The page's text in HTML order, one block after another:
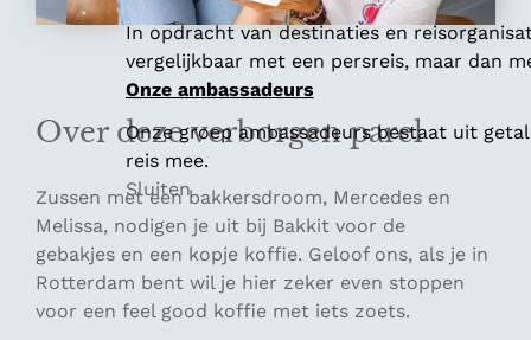
In opdracht van destinaties en
vergelijkbaar met een persreis, maar dan
Onze ambassadeurs
Onze groep ambassadeurs bestaat uit
reis mee.
Sluiten
Over deze verborgen parel
Zussen met een bakkersdroom, Mercedes en
Melissa, nodigen je uit bij Bakkit voor de
gebakjes en een kopje koffie. Geloof ons, als je in
Rotterdam bent wil je hier zeker even stoppen
voor een feel good koffie met iets zoets.